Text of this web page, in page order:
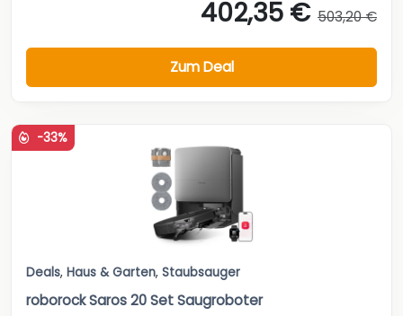
402,35 € 503,20 €
Zum Deal
-33%
Deals, Haus & Garten, Staubsauger
roborock Saros 20 Set Saugroboter